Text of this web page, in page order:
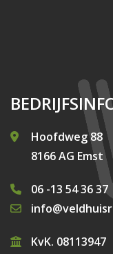
Hoofdweg 88
8166 AG Emst
06 -13 54 36 37
KvK. 08113947